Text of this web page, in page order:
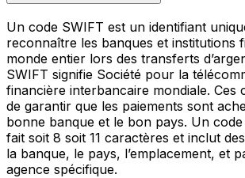
Un code SWIFT est un identifiant
reconnaître les banques et institutions
monde entier lors des transferts
SWIFT signifie Société pour la
financière interbancaire mondiale. Ces
de garantir que les paiements sont
bonne banque et le bon pays. Un
fait soit 8 soit 11 caractères et inclut
la banque, le pays, l’emplacement, et
agence spécifique.